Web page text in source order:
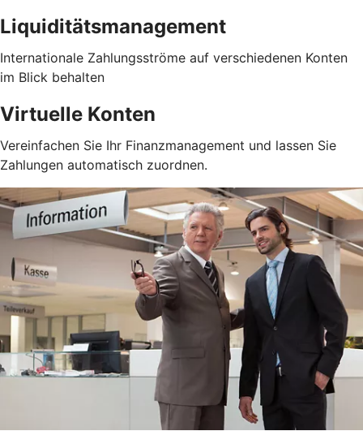
Liquiditätsmanagement
Internationale Zahlungsströme auf verschiedenen Konten
im Blick behalten
Virtuelle Konten
Vereinfachen Sie Ihr Finanzmanagement und lassen Sie
Zahlungen automatisch zuordnen.